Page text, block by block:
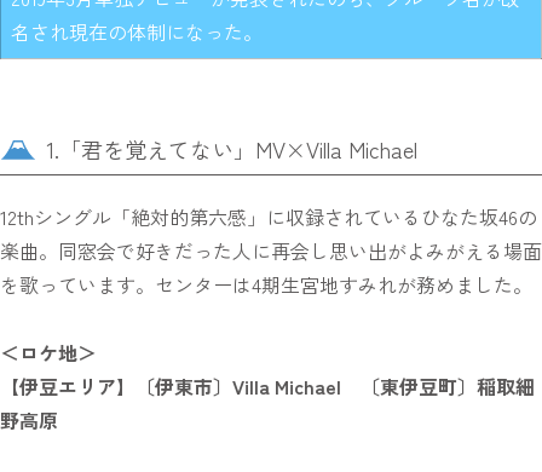
名され現在の体制になった。
1.「君を覚えてない」MV×Villa Michael
12thシングル「絶対的第六感」に収録されているひなた坂46の
楽曲。同窓会で好きだった人に再会し思い出がよみがえる場面
を歌っています。センターは4期生宮地すみれが務めました。
＜ロケ地＞
【伊豆エリア】〔伊東市〕Villa Michael 〔東伊豆町〕稲取細
野高原